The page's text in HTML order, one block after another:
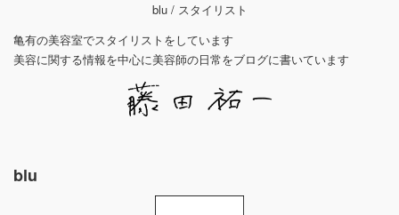
blu / スタイリスト
亀有の美容室でスタイリストをしています
美容に関する情報を中心に美容師の日常をブログに書いています
blu